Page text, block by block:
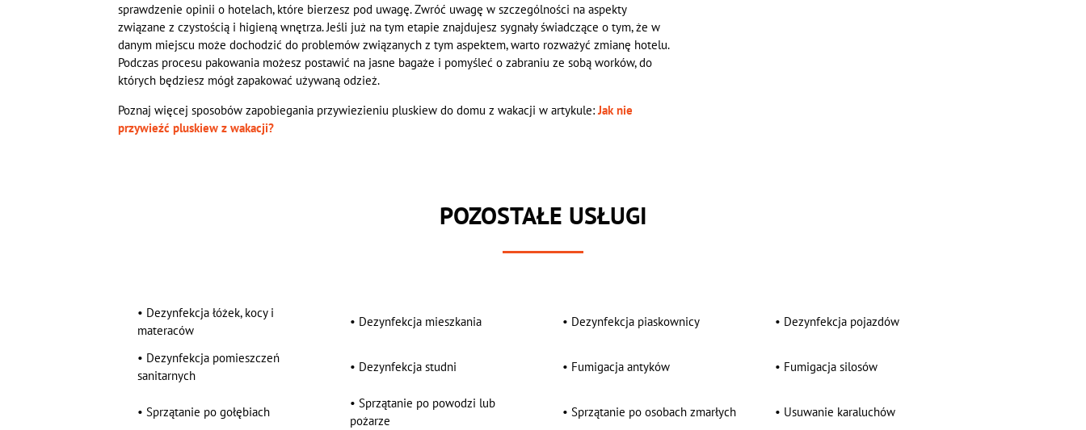
sprawdzenie opinii o hotelach, które bierzesz pod uwagę. Zwróć uwagę w szczególności na aspekty
związane z czystością i higieną wnętrza. Jeśli już na tym etapie znajdujesz sygnały świadczące o tym, że w
danym miejscu może dochodzić do problemów związanych z tym aspektem, warto rozważyć zmianę hotelu.
Podczas procesu pakowania możesz postawić na jasne bagaże i pomyśleć o zabraniu ze sobą worków, do
których będziesz mógł zapakować używaną odzież.
Poznaj więcej sposobów zapobiegania przywiezieniu pluskiew do domu z wakacji w artykule:Jak nie
przywieźć pluskiew z wakacji?
POZOSTAŁE USŁUGI
• Dezynfekcja łóżek, kocy i
materaców
• Dezynfekcja mieszkania • Dezynfekcja piaskownicy • Dezynfekcja pojazdów
• Dezynfekcja pomieszczeń
sanitarnych
• Dezynfekcja studni • Fumigacja antyków • Fumigacja silosów
•Sprzątanie po gołębiach
•Sprzątanie po powodzi lub
pożarze
•Sprzątanie po osobach zmarłych • Usuwanie karaluchów